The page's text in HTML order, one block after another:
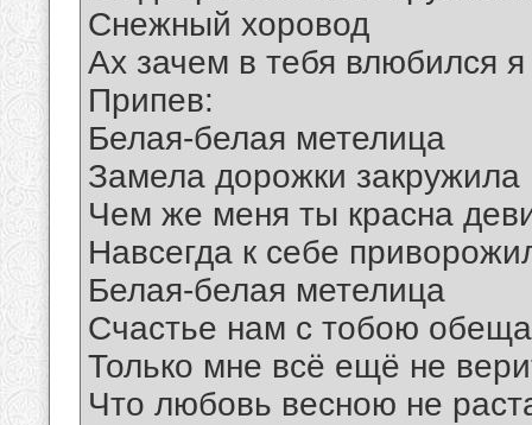
Снежный хоровод
Ах зачем в тебя влюбился
Припев:
Белая-белая метелица
Замела дорожки закружила
Чем же меня ты красна
Навсегда к себе
Белая-белая метелица
Счастье нам с тобою
Только мне всё ещё не
Что любовь весною не